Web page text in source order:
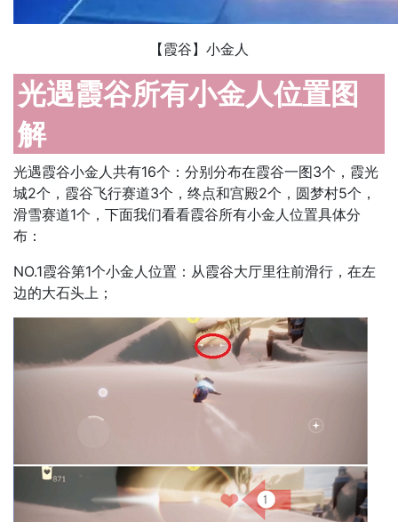
【霞谷】小金人
光遇霞谷所有小金人位置图
解
光遇霞谷小金人共有16个：分别分布在霞谷一图3个，霞光
城2个，霞谷飞行赛道3个，终点和宫殿2个，圆梦村5个，
滑雪赛道1个，下面我们看看霞谷所有小金人位置具体分
布：
NO.1霞谷第1个小金人位置：从霞谷大厅里往前滑行，在左
边的大石头上；